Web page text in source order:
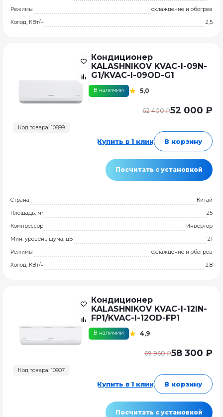
Режимы
охлаждение и обогрев
Холод, КВт/ч
2,5
Код товара: 10899
Кондиционер
KALASHNIKOV KVAC-I-09N-
G1/KVAC-I-09OD-G1
В наличии 5,0
62 400 ₽52 000 ₽
Купить в 1 клик В корзину
Посчитать с установкой
Страна
Китай
Площадь, м²
25
Компрессор
Инвертор
Мин. уровень шума, дБ
21
Режимы
охлаждение и обогрев
Холод, КВт/ч
2,8
Код товара: 10907
Кондиционер
KALASHNIKOV KVAC-I-12IN-
FP1/KVAC-I-12OD-FP1
В наличии 4,9
69 960 ₽58 300 ₽
Купить в 1 клик В корзину
Посчитать с установкой